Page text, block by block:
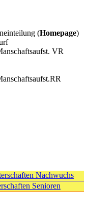
(Homepage)
VR
Nachwuchs
Senioren